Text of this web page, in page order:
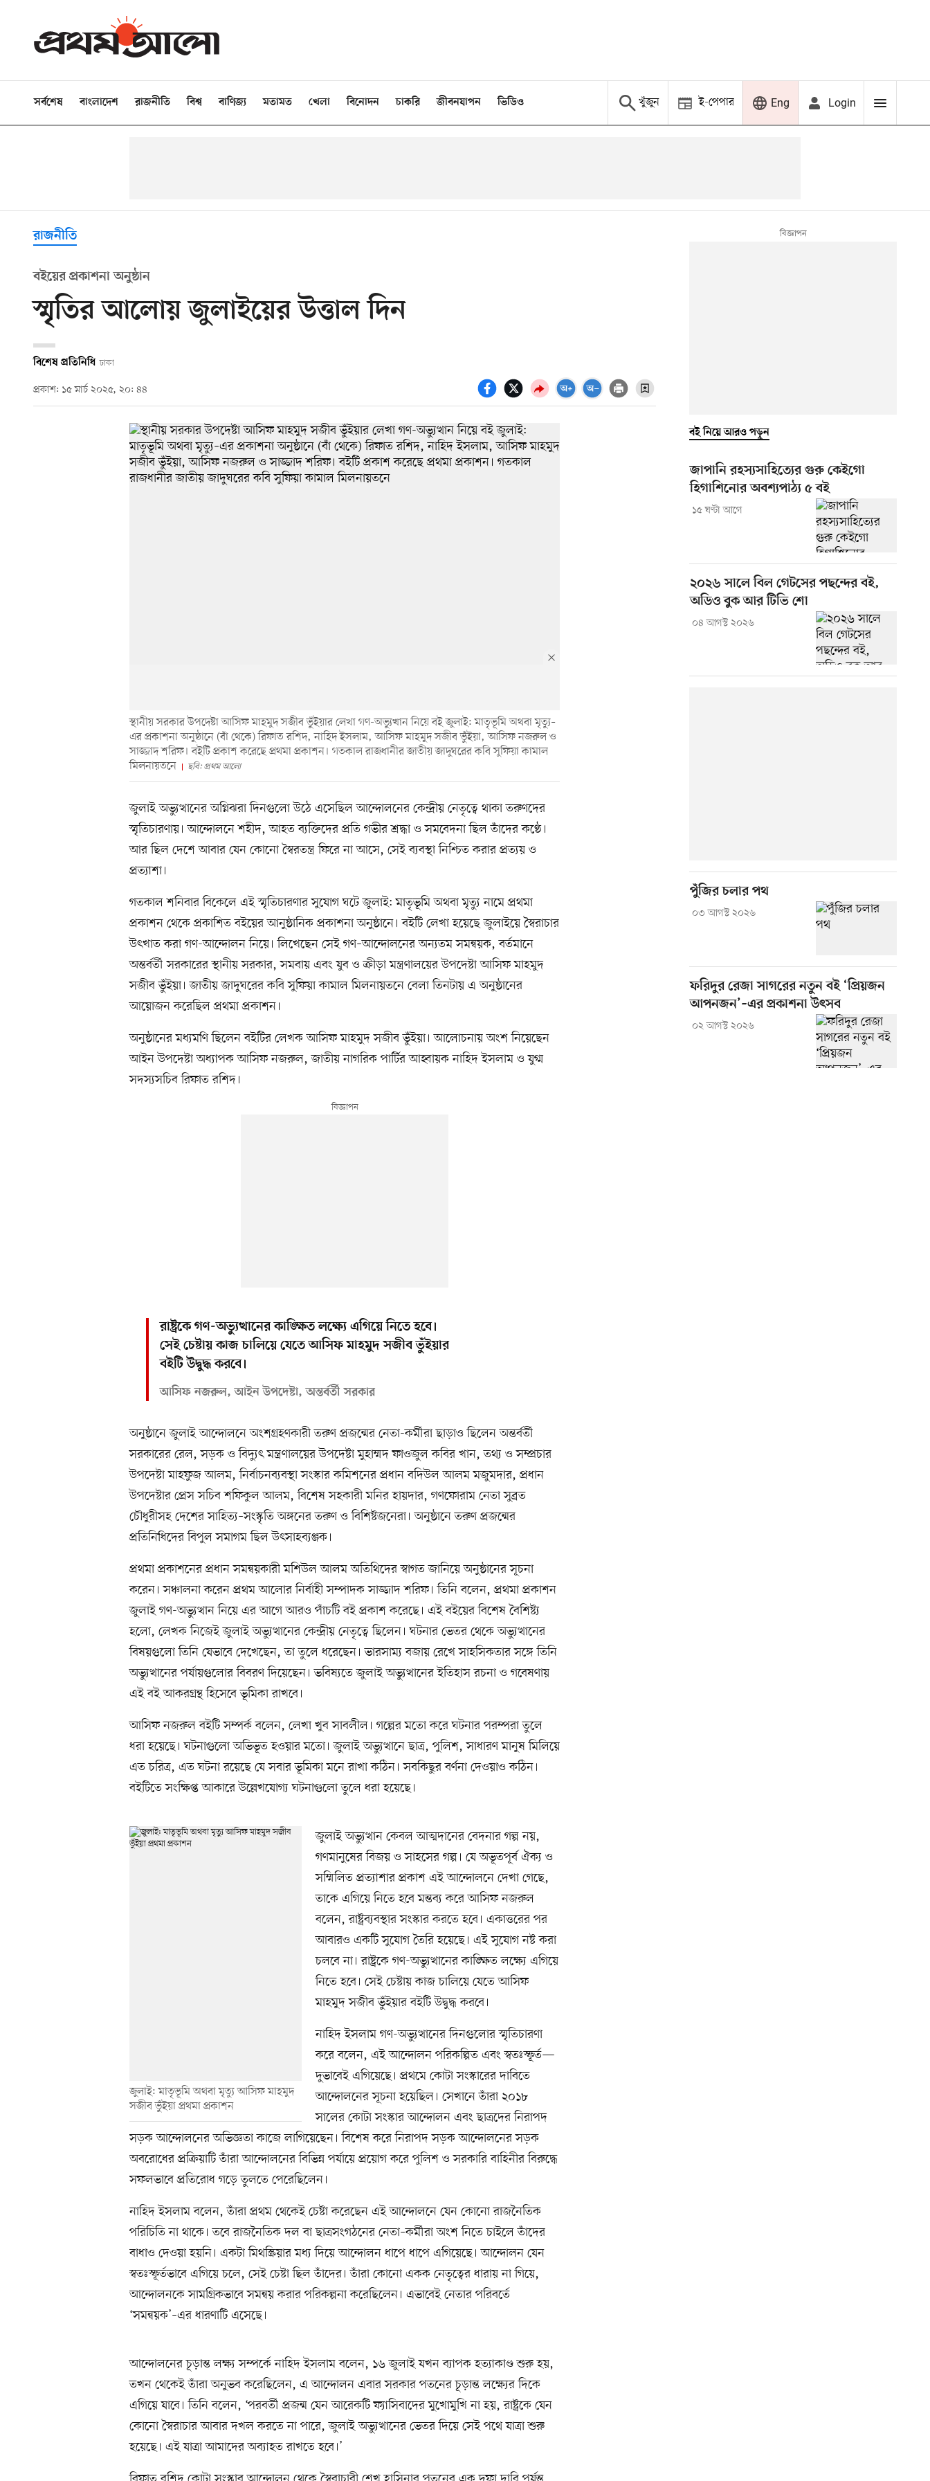
সর্বশেষ বাংলাদেশ রাজনীতি বিশ্ব বাণিজ্য মতামত খেলা বিনোদন চাকরি জীবনযাপন ভিডিও খুঁজুন ই-পেপার Eng Login
রাজনীতি
বইয়ের প্রকাশনা অনুষ্ঠান
স্মৃতির আলোয় জুলাইয়ের উত্তাল দিন
বিশেষ প্রতিনিধি ঢাকা
প্রকাশ: ১৫ মার্চ ২০২৫, ২০: ৪৪
স্থানীয় সরকার উপদেষ্টা আসিফ মাহমুদ সজীব ভুঁইয়ার লেখা গণ-অভ্যুত্থান নিয়ে বই জুলাই: মাতৃভূমি অথবা মৃত্যু–
এর প্রকাশনা অনুষ্ঠানে (বাঁ থেকে) রিফাত রশিদ, নাহিদ ইসলাম, আসিফ মাহমুদ সজীব ভুঁইয়া, আসিফ নজরুল ও
সাজ্জাদ শরিফ। বইটি প্রকাশ করেছে প্রথমা প্রকাশন। গতকাল রাজধানীর জাতীয় জাদুঘরের কবি সুফিয়া কামাল
মিলনায়তনে
ছবি: প্রথম আলো
জুলাই অভ্যুত্থানের অগ্নিঝরা দিনগুলো উঠে এসেছিল আন্দোলনের কেন্দ্রীয় নেতৃত্বে থাকা তরুণদের
স্মৃতিচারণায়। আন্দোলনে শহীদ, আহত ব্যক্তিদের প্রতি গভীর শ্রদ্ধা ও সমবেদনা ছিল তাঁদের কণ্ঠে।
আর ছিল দেশে আবার যেন কোনো স্বৈরতন্ত্র ফিরে না আসে, সেই ব্যবস্থা নিশ্চিত করার প্রত্যয় ও
প্রত্যাশা।
গতকাল শনিবার বিকেলে এই স্মৃতিচারণার সুযোগ ঘটে জুলাই: মাতৃভূমি অথবা মৃত্যু নামে প্রথমা
প্রকাশন থেকে প্রকাশিত বইয়ের আনুষ্ঠানিক প্রকাশনা অনুষ্ঠানে। বইটি লেখা হয়েছে জুলাইয়ে স্বৈরাচার
উৎখাত করা গণ-আন্দোলন নিয়ে। লিখেছেন সেই গণ–আন্দোলনের অন্যতম সমন্বয়ক, বর্তমানে
অন্তর্বর্তী সরকারের স্থানীয় সরকার, সমবায় এবং যুব ও ক্রীড়া মন্ত্রণালয়ের উপদেষ্টা আসিফ মাহমুদ
সজীব ভুঁইয়া। জাতীয় জাদুঘরের কবি সুফিয়া কামাল মিলনায়তনে বেলা তিনটায় এ অনুষ্ঠানের
আয়োজন করেছিল প্রথমা প্রকাশন।
অনুষ্ঠানের মধ্যমণি ছিলেন বইটির লেখক আসিফ মাহমুদ সজীব ভুঁইয়া। আলোচনায় অংশ নিয়েছেন
আইন উপদেষ্টা অধ্যাপক আসিফ নজরুল, জাতীয় নাগরিক পার্টির আহ্বায়ক নাহিদ ইসলাম ও যুগ্ম
সদস্যসচিব রিফাত রশিদ।
রাষ্ট্রকে গণ-অভ্যুত্থানের কাঙ্ক্ষিত লক্ষ্যে এগিয়ে নিতে হবে।
সেই চেষ্টায় কাজ চালিয়ে যেতে আসিফ মাহমুদ সজীব ভুঁইয়ার
বইটি উদ্বুদ্ধ করবে।
আসিফ নজরুল, আইন উপদেষ্টা, অন্তর্বর্তী সরকার
অনুষ্ঠানে জুলাই আন্দোলনে অংশগ্রহণকারী তরুণ প্রজন্মের নেতা-কর্মীরা ছাড়াও ছিলেন অন্তর্বর্তী
সরকারের রেল, সড়ক ও বিদ্যুৎ মন্ত্রণালয়ের উপদেষ্টা মুহাম্মদ ফাওজুল কবির খান, তথ্য ও সম্প্রচার
উপদেষ্টা মাহফুজ আলম, নির্বাচনব্যবস্থা সংস্কার কমিশনের প্রধান বদিউল আলম মজুমদার, প্রধান
উপদেষ্টার প্রেস সচিব শফিকুল আলম, বিশেষ সহকারী মনির হায়দার, গণফোরাম নেতা সুব্রত
চৌধুরীসহ দেশের সাহিত্য–সংস্কৃতি অঙ্গনের তরুণ ও বিশিষ্টজনেরা। অনুষ্ঠানে তরুণ প্রজন্মের
প্রতিনিধিদের বিপুল সমাগম ছিল উৎসাহব্যঞ্জক।
প্রথমা প্রকাশনের প্রধান সমন্বয়কারী মশিউল আলম অতিথিদের স্বাগত জানিয়ে অনুষ্ঠানের সূচনা
করেন। সঞ্চালনা করেন প্রথম আলোর নির্বাহী সম্পাদক সাজ্জাদ শরিফ। তিনি বলেন, প্রথমা প্রকাশন
জুলাই গণ-অভ্যুত্থান নিয়ে এর আগে আরও পাঁচটি বই প্রকাশ করেছে। এই বইয়ের বিশেষ বৈশিষ্ট্য
হলো, লেখক নিজেই জুলাই অভ্যুত্থানের কেন্দ্রীয় নেতৃত্বে ছিলেন। ঘটনার ভেতর থেকে অভ্যুত্থানের
বিষয়গুলো তিনি যেভাবে দেখেছেন, তা তুলে ধরেছেন। ভারসাম্য বজায় রেখে সাহসিকতার সঙ্গে তিনি
অভ্যুত্থানের পর্যায়গুলোর বিবরণ দিয়েছেন। ভবিষ্যতে জুলাই অভ্যুত্থানের ইতিহাস রচনা ও গবেষণায়
এই বই আকরগ্রন্থ হিসেবে ভূমিকা রাখবে।
আসিফ নজরুল বইটি সম্পর্ক বলেন, লেখা খুব সাবলীল। গল্পের মতো করে ঘটনার পরম্পরা তুলে
ধরা হয়েছে। ঘটনাগুলো অভিভূত হওয়ার মতো। জুলাই অভ্যুত্থানে ছাত্র, পুলিশ, সাধারণ মানুষ মিলিয়ে
এত চরিত্র, এত ঘটনা রয়েছে যে সবার ভূমিকা মনে রাখা কঠিন। সবকিছুর বর্ণনা দেওয়াও কঠিন।
বইটিতে সংক্ষিপ্ত আকারে উল্লেখযোগ্য ঘটনাগুলো তুলে ধরা হয়েছে।
জুলাই: মাতৃভূমি অথবা মৃত্যু আসিফ মাহমুদ
সজীব ভুঁইয়া প্রথমা প্রকাশন
জুলাই অভ্যুত্থান কেবল আত্মদানের বেদনার গল্প নয়,
গণমানুষের বিজয় ও সাহসের গল্প। যে অভূতপূর্ব ঐক্য ও
সম্মিলিত প্রত্যাশার প্রকাশ এই আন্দোলনে দেখা গেছে,
তাকে এগিয়ে নিতে হবে মন্তব্য করে আসিফ নজরুল
বলেন, রাষ্ট্রব্যবস্থার সংস্কার করতে হবে। একাত্তরের পর
আবারও একটি সুযোগ তৈরি হয়েছে। এই সুযোগ নষ্ট করা
চলবে না। রাষ্ট্রকে গণ-অভ্যুত্থানের কাঙ্ক্ষিত লক্ষ্যে এগিয়ে
নিতে হবে। সেই চেষ্টায় কাজ চালিয়ে যেতে আসিফ
মাহমুদ সজীব ভুঁইয়ার বইটি উদ্বুদ্ধ করবে।
নাহিদ ইসলাম গণ-অভ্যুত্থানের দিনগুলোর স্মৃতিচারণা
করে বলেন, এই আন্দোলন পরিকল্পিত এবং স্বতঃস্ফূর্ত—
দুভাবেই এগিয়েছে। প্রথমে কোটা সংস্কারের দাবিতে
আন্দোলনের সূচনা হয়েছিল। সেখানে তাঁরা ২০১৮
সালের কোটা সংস্কার আন্দোলন এবং ছাত্রদের নিরাপদ
সড়ক আন্দোলনের অভিজ্ঞতা কাজে লাগিয়েছেন। বিশেষ করে নিরাপদ সড়ক আন্দোলনের সড়ক
অবরোধের প্রক্রিয়াটি তাঁরা আন্দোলনের বিভিন্ন পর্যায়ে প্রয়োগ করে পুলিশ ও সরকারি বাহিনীর বিরুদ্ধে
সফলভাবে প্রতিরোধ গড়ে তুলতে পেরেছিলেন।
নাহিদ ইসলাম বলেন, তাঁরা প্রথম থেকেই চেষ্টা করেছেন এই আন্দোলনে যেন কোনো রাজনৈতিক
পরিচিতি না থাকে। তবে রাজনৈতিক দল বা ছাত্রসংগঠনের নেতা–কর্মীরা অংশ নিতে চাইলে তাঁদের
বাধাও দেওয়া হয়নি। একটা মিথস্ক্রিয়ার মধ্য দিয়ে আন্দোলন ধাপে ধাপে এগিয়েছে। আন্দোলন যেন
স্বতঃস্ফূর্তভাবে এগিয়ে চলে, সেই চেষ্টা ছিল তাঁদের। তাঁরা কোনো একক নেতৃত্বের ধারায় না গিয়ে,
আন্দোলনকে সামগ্রিকভাবে সমন্বয় করার পরিকল্পনা করেছিলেন। এভাবেই নেতার পরিবর্তে
‘সমন্বয়ক’–এর ধারণাটি এসেছে।
আন্দোলনের চূড়ান্ত লক্ষ্য সম্পর্কে নাহিদ ইসলাম বলেন, ১৬ জুলাই যখন ব্যাপক হত্যাকাণ্ড শুরু হয়,
তখন থেকেই তাঁরা অনুভব করেছিলেন, এ আন্দোলন এবার সরকার পতনের চূড়ান্ত লক্ষ্যের দিকে
এগিয়ে যাবে। তিনি বলেন, ‘পরবর্তী প্রজন্ম যেন আরেকটি ফ্যাসিবাদের মুখোমুখি না হয়, রাষ্ট্রকে যেন
কোনো স্বৈরাচার আবার দখল করতে না পারে, জুলাই অভ্যুত্থানের ভেতর দিয়ে সেই পথে যাত্রা শুরু
হয়েছে। এই যাত্রা আমাদের অব্যাহত রাখতে হবে।’
বই নিয়ে আরও পড়ুন
জাপানি রহস্যসাহিত্যের গুরু কেইগো
হিগাশিনোর অবশ্যপাঠ্য ৫ বই
১৫ ঘণ্টা আগে
২০২৬ সালে বিল গেটসের পছন্দের বই,
অডিও বুক আর টিভি শো
০৪ আগস্ট ২০২৬
পুঁজির চলার পথ
০৩ আগস্ট ২০২৬
ফরিদুর রেজা সাগরের নতুন বই ‘প্রিয়জন
আপনজন’–এর প্রকাশনা উৎসব
০২ আগস্ট ২০২৬